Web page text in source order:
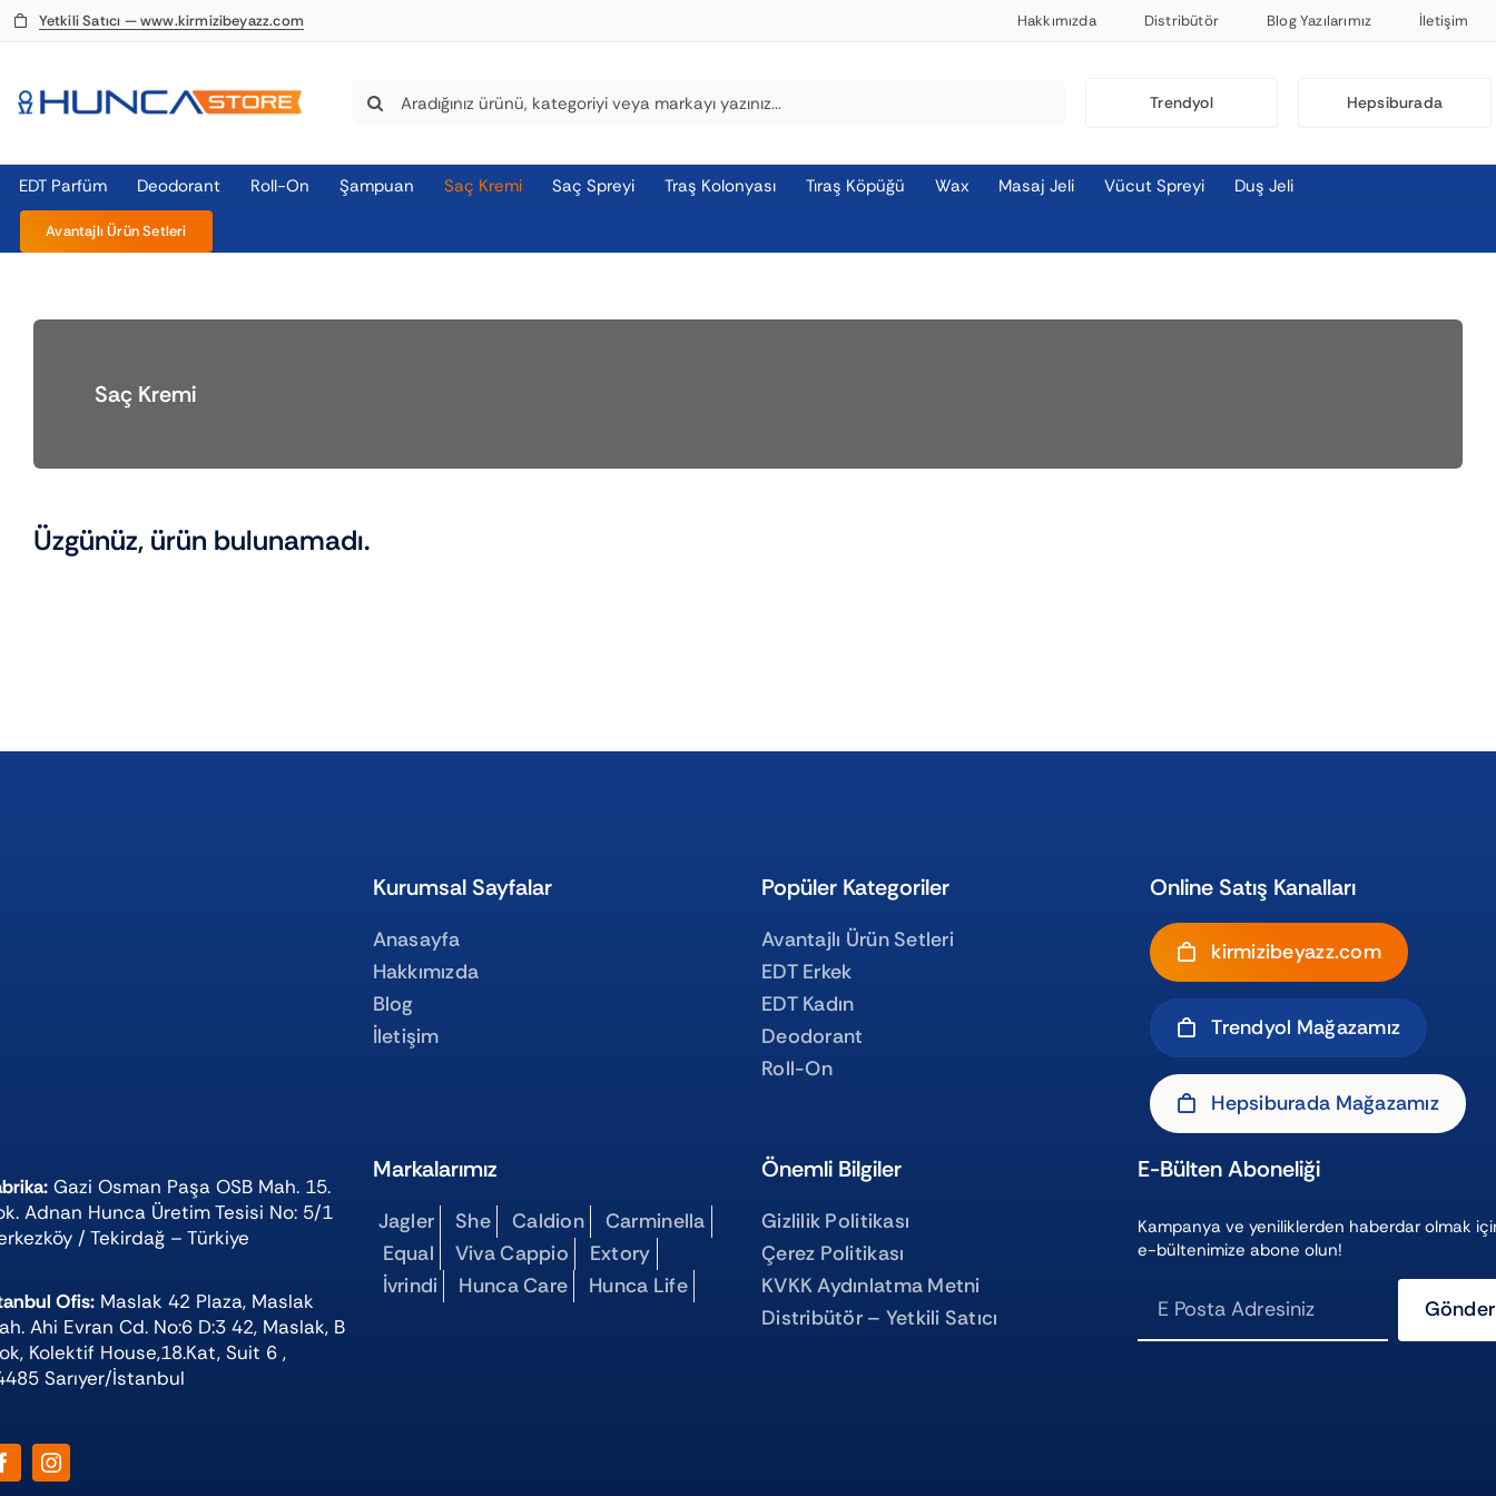
SkipYetkili Satıcı — www.kirmizibeyazz.com Hakkımızda Distribütör Blog Yazılarımız İletişim
Search
Trendyol Hepsiburada
EDT Parfüm Deodorant Roll-On Şampuan Saç Kremi Saç Spreyi Traş Kolonyası Tıraş Köpüğü Wax Masaj Jeli Vücut Spreyi Duş Jeli
Avantajlı Ürün Setleri
Saç Kremi
Üzgünüz, ürün bulunamadı.
Kurumsal Sayfalar
Anasayfa
Hakkımızda
Blog
İletişim
Popüler Kategoriler
Avantajlı Ürün Setleri
EDT Erkek
EDT Kadın
Deodorant
Roll-On
Online Satış Kanalları
kirmizibeyazz.com
Trendyol Mağazamız
Hepsiburada Mağazamız
Gazi Osman Paşa OSB Mah. 15.
Adnan Hunca Üretim Tesisi No: 5/1
/ Tekirdağ – Türkiye
Ofis: Maslak 42 Plaza, Maslak
Ahi Evran Cd. No:6 D:3 42, Maslak, B
Kolektif House,18.Kat, Suit 6 ,
Sarıyer/İstanbul
Markalarımız
Jagler She Caldion
Carminella
Equal
Viva Cappio
Extory
İvrindi
Hunca Care Hunca Life
Önemli Bilgiler
Gizlilik Politikası
Çerez Politikası
KVKK Aydınlatma Metni
Distribütör – Yetkili Satıcı
E-Bülten Aboneliği
Kampanya ve yeniliklerden haberdar olmak
e-bültenimize abone olun!
Gönder